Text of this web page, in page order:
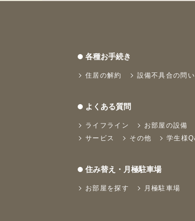
各種お手続き
住居の解約 設備不具合の問
よくある質問
ライフライン お部屋の設備
サービス
その他 学生様
住み替え・月極駐車場
お部屋を探す 月極駐車場